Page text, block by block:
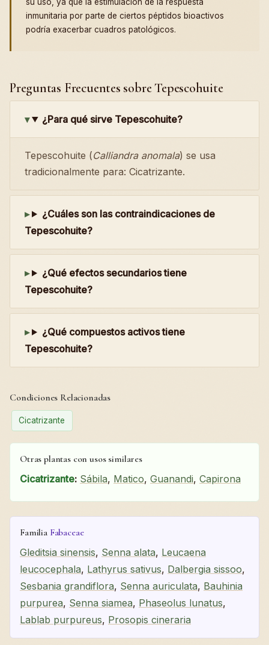
inmunitaria por parte de ciertos péptidos bioactivos
podría exacerbar cuadros patológicos.
Preguntas Frecuentes sobre Tepescohuite
¿Para qué sirve Tepescohuite?
Tepescohuite (Calliandra anomala) se usa
tradicionalmente para: Cicatrizante.
¿Cuáles son las contraindicaciones de
Tepescohuite?
¿Qué efectos secundarios tiene
Tepescohuite?
¿Qué compuestos activos tiene
Tepescohuite?
Condiciones Relacionadas
Cicatrizante
Otras plantas con usos similares
Cicatrizante: Sábila, Matico, Guanandi, Capirona
Familia Fabaceae
Gleditsia sinensis, Senna alata, Leucaena
leucocephala, Lathyrus sativus, Dalbergia sissoo,
Sesbania grandiflora, Senna auriculata, Bauhinia
purpurea, Senna siamea, Phaseolus lunatus,
Lablab purpureus, Prosopis cineraria